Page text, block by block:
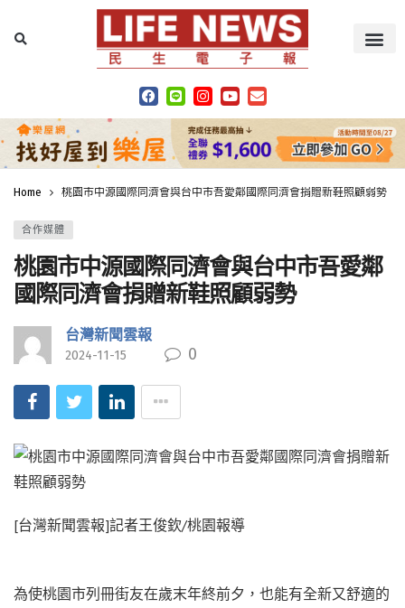
Home 桃園市中源國際同濟會與台中市吾愛鄰國際同濟會捐贈新鞋照顧弱勢
合作媒體
桃園市中源國際同濟會與台中市吾愛鄰
國際同濟會捐贈新鞋照顧弱勢
台灣新聞雲報
2024-11-15 0
[台灣新聞雲報]記者王俊欽/桃園報導
為使桃園市列冊街友在歲末年終前夕，也能有全新又舒適的